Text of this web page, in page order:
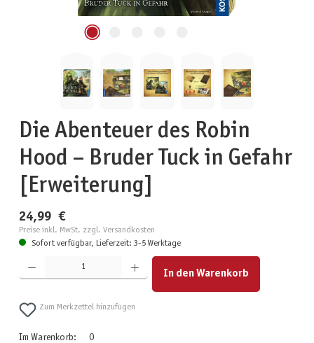
Die Abenteuer des Robin
Hood – Bruder Tuck in Gefahr
[Erweiterung]
24,99 €
Preise inkl. MwSt. zzgl. Versandkosten
Sofort verfügbar, Lieferzeit: 3-5 Werktage
Produkt Anzahl: Gib den gewünschten Wert ein oder benutze die Schaltflächen um die Anzahl zu
In den Warenkorb
Zum Merkzettel hinzufügen
Im Warenkorb:
0